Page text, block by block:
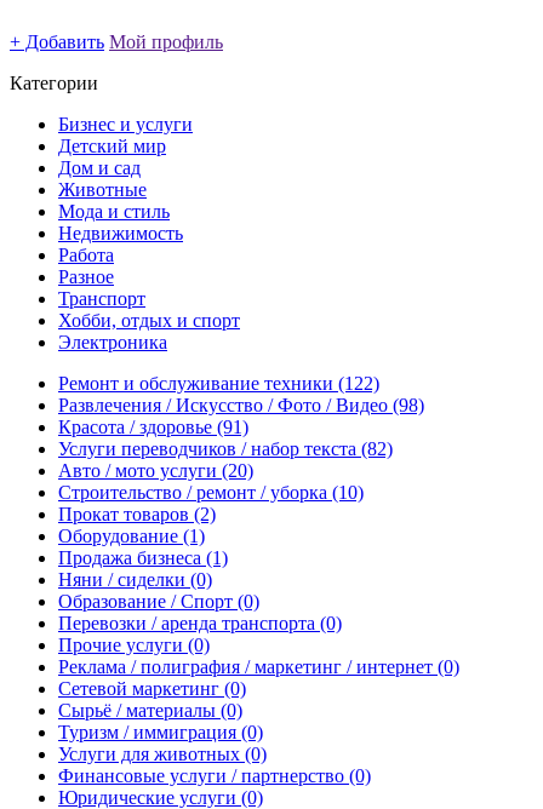
+ Добавить Мой профиль
Категории
Бизнес и услуги
Детский мир
Дом и сад
Животные
Мода и стиль
Недвижимость
Работа
Разное
Транспорт
Хобби, отдых и спорт
Электроника
Ремонт и обслуживание техники (122)
Развлечения / Искусство / Фото / Видео (98)
Красота / здоровье (91)
Услуги переводчиков / набор текста (82)
Авто / мото услуги (20)
Строительство / ремонт / уборка (10)
Прокат товаров (2)
Оборудование (1)
Продажа бизнеса (1)
Няни / сиделки (0)
Образование / Спорт (0)
Перевозки / аренда транспорта (0)
Прочие услуги (0)
Реклама / полиграфия / маркетинг / интернет (0)
Сетевой маркетинг (0)
Сырьё / материалы (0)
Туризм / иммиграция (0)
Услуги для животных (0)
Финансовые услуги / партнерство (0)
Юридические услуги (0)